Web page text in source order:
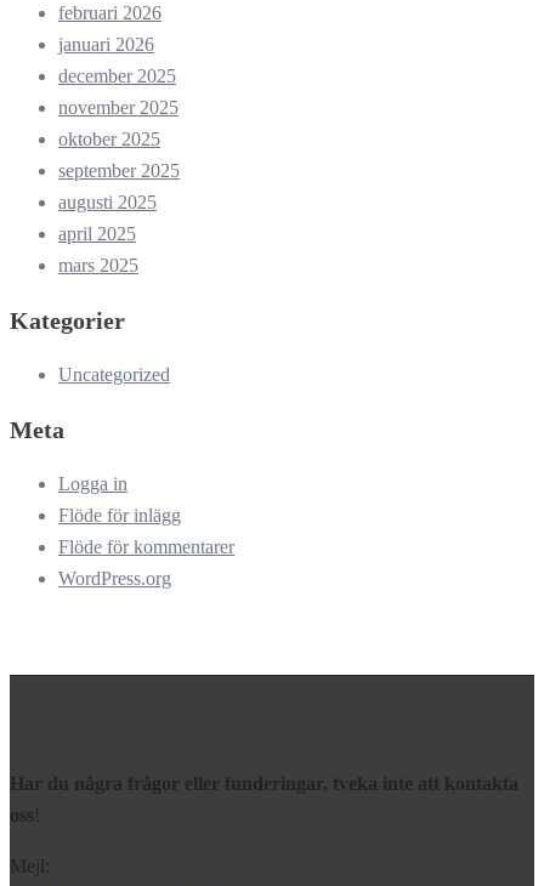
februari 2026
januari 2026
december 2025
november 2025
oktober 2025
september 2025
augusti 2025
april 2025
mars 2025
Kategorier
Uncategorized
Meta
Logga in
Flöde för inlägg
Flöde för kommentarer
WordPress.org
Har du några frågor eller funderingar, tveka inte att kontakta
oss!
Mejl: